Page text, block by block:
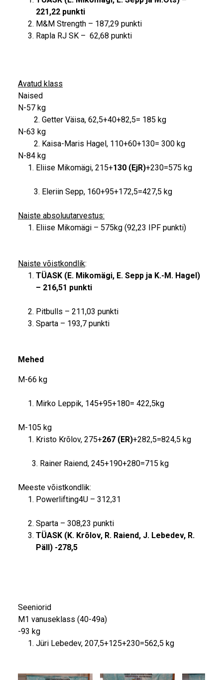
221,22 punkti
M&M Strength – 187,29 punkti
Rapla RJ SK – 62,68 punkti
Avatud klass
Naised
N-57 kg
2. Getter Väisa, 62,5+40+82,5= 185 kg
N-63 kg
2. Kaisa-Maris Hagel, 110+60+130= 300 kg
N-84 kg
Eliise Mikomägi, 215+130 (EjR)+230=575 kg
3. Eleriin Sepp, 160+95+172,5=427,5 kg
Naiste absoluutarvestus:
Eliise Mikomägi – 575kg (92,23 IPF punkti)
Naiste võistkondlik:
TÜASK (E. Mikomägi, E. Sepp ja K.-M. Hagel )
– 216,51 punkti
Pitbulls – 211,03 punkti
Sparta – 193,7 punkti
Mehed
M-66 kg
Mirko Leppik, 145+95+180= 422,5kg
M-105 kg
Kristo Krõlov, 275+267 (ER)+282,5=824,5 kg
3. Rainer Raiend, 245+190+280=715 kg
Meeste võistkondlik:
Powerlifting4U – 312,31
Sparta – 308,23 punkti
TÜASK (K. Krõlov, R. Raiend, J. Lebedev, R.
Päll) -278,5
Seeniorid
M1 vanuseklass (40-49a)
-93 kg
Jüri Lebedev, 207,5+125+230=562,5 kg